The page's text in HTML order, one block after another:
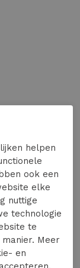
je hier.
helpen
ook een
elke
nuttige
technologie
te
Meer
en